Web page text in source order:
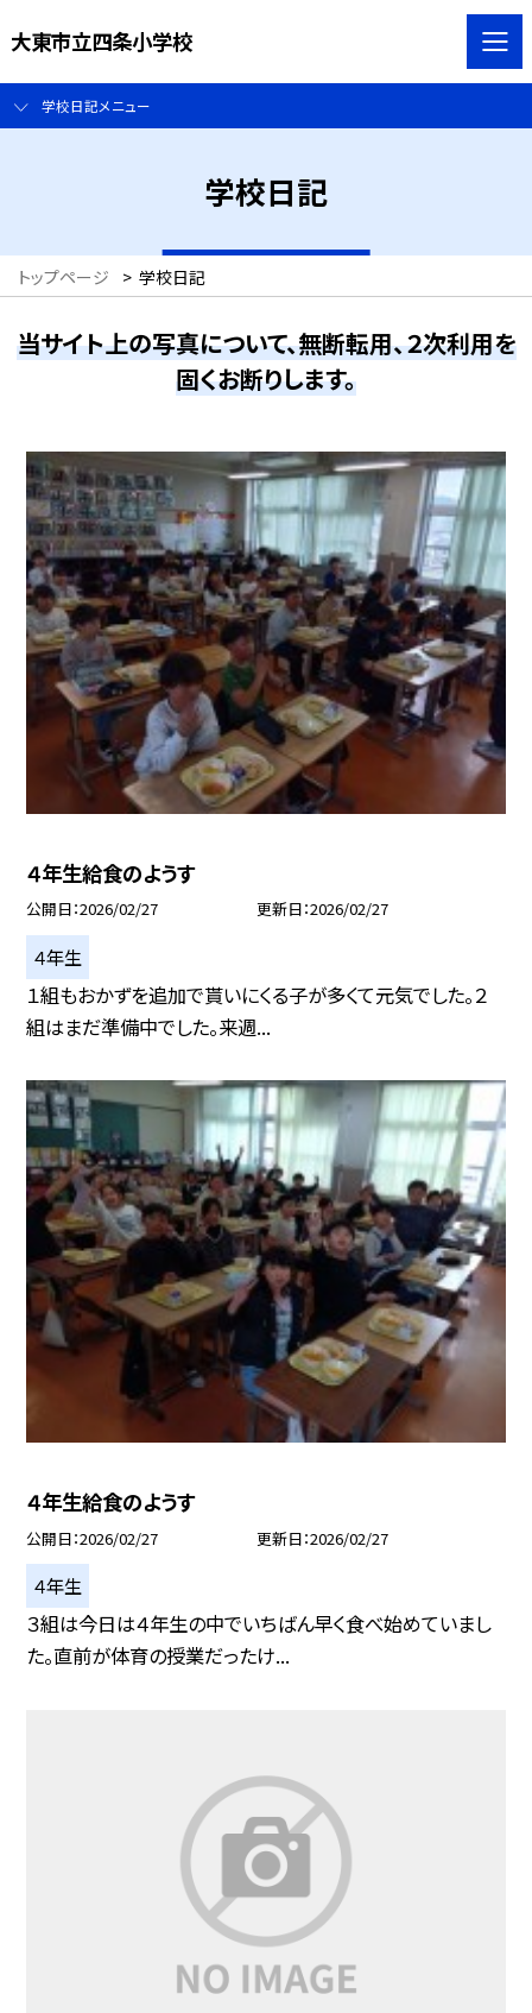
大東市立四条小学校
学校日記メニュー
学校日記
トップページ > 学校日記
当サイト上の写真について、無断転用、２次利用を
固くお断りします。
４年生給食のようす
公開日 2026/02/27 更新日 2026/02/27
４年生
１組もおかずを追加で貰いにくる子が多くて元気でした。２
組はまだ準備中でした。来週...
４年生給食のようす
公開日 2026/02/27 更新日 2026/02/27
４年生
３組は今日は４年生の中でいちばん早く食べ始めていまし
た。直前が体育の授業だったけ...